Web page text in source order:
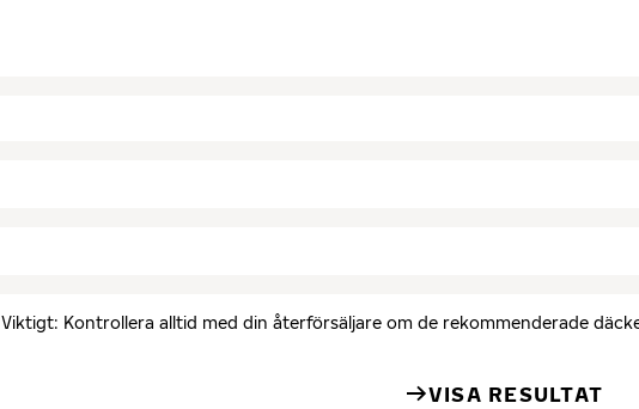
Viktigt: Kontrollera alltid med din återförsäljare om de rekommenderade
VISA RESULTAT